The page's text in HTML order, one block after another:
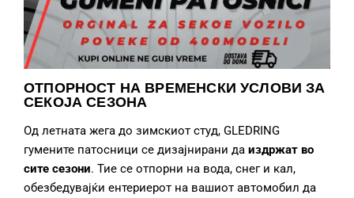
ОТПОРНОСТ НА ВРЕМЕНСКИ УСЛОВИ ЗА
СЕКОЈА СЕЗОНА
Од летната жега до зимскиот студ, GLEDRING
гумените патосници се дизајнирани да издржат во
сите сезони. Тие се отпорни на вода, снег и кал,
обезбедувајќи ентериерот на вашиот автомобил да